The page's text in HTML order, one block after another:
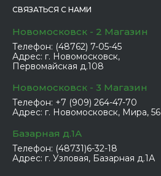
СВЯЗАТЬСЯ С НАМИ
Новомосковск - 2 Магазин
Телефон: (48762) 7-05-45
Адрес: г. Новомосковск,
Первомайская д.108
Новомосковск - 3 Магазин
Телефон: +7 (909) 264-47-70
Адрес: г. Новомосковск, Мира, 56
Базарная д.1А
Телефон: (48731)6-32-18
Адрес: г. Узловая, Базарная д.1А